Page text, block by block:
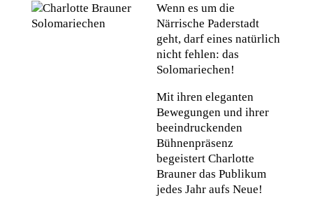
Wenn es um die
Närrische Paderstadt
geht, darf eines natürlich
nicht fehlen: das
Solomariechen!
Mit ihren eleganten
Bewegungen und ihrer
beeindruckenden
Bühnenpräsenz
begeistert Charlotte
Brauner das Publikum
jedes Jahr aufs Neue!